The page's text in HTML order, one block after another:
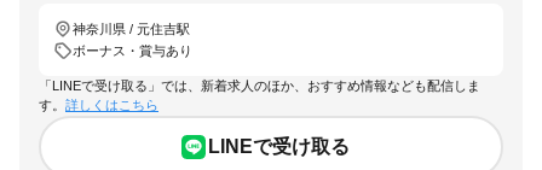
神奈川県 / 元住吉駅
ボーナス・賞与あり
「LINEで受け取る」では、新着求人のほか、おすすめ情報なども配信しま
す。 詳しくはこちら
LINEで受け取る